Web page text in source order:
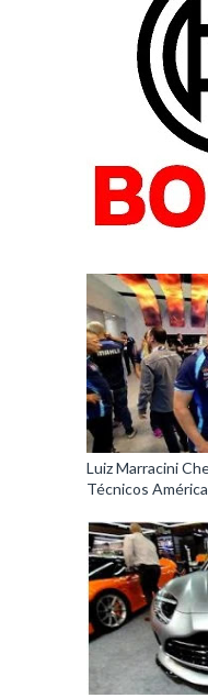
Luiz Marracini
Técnicos